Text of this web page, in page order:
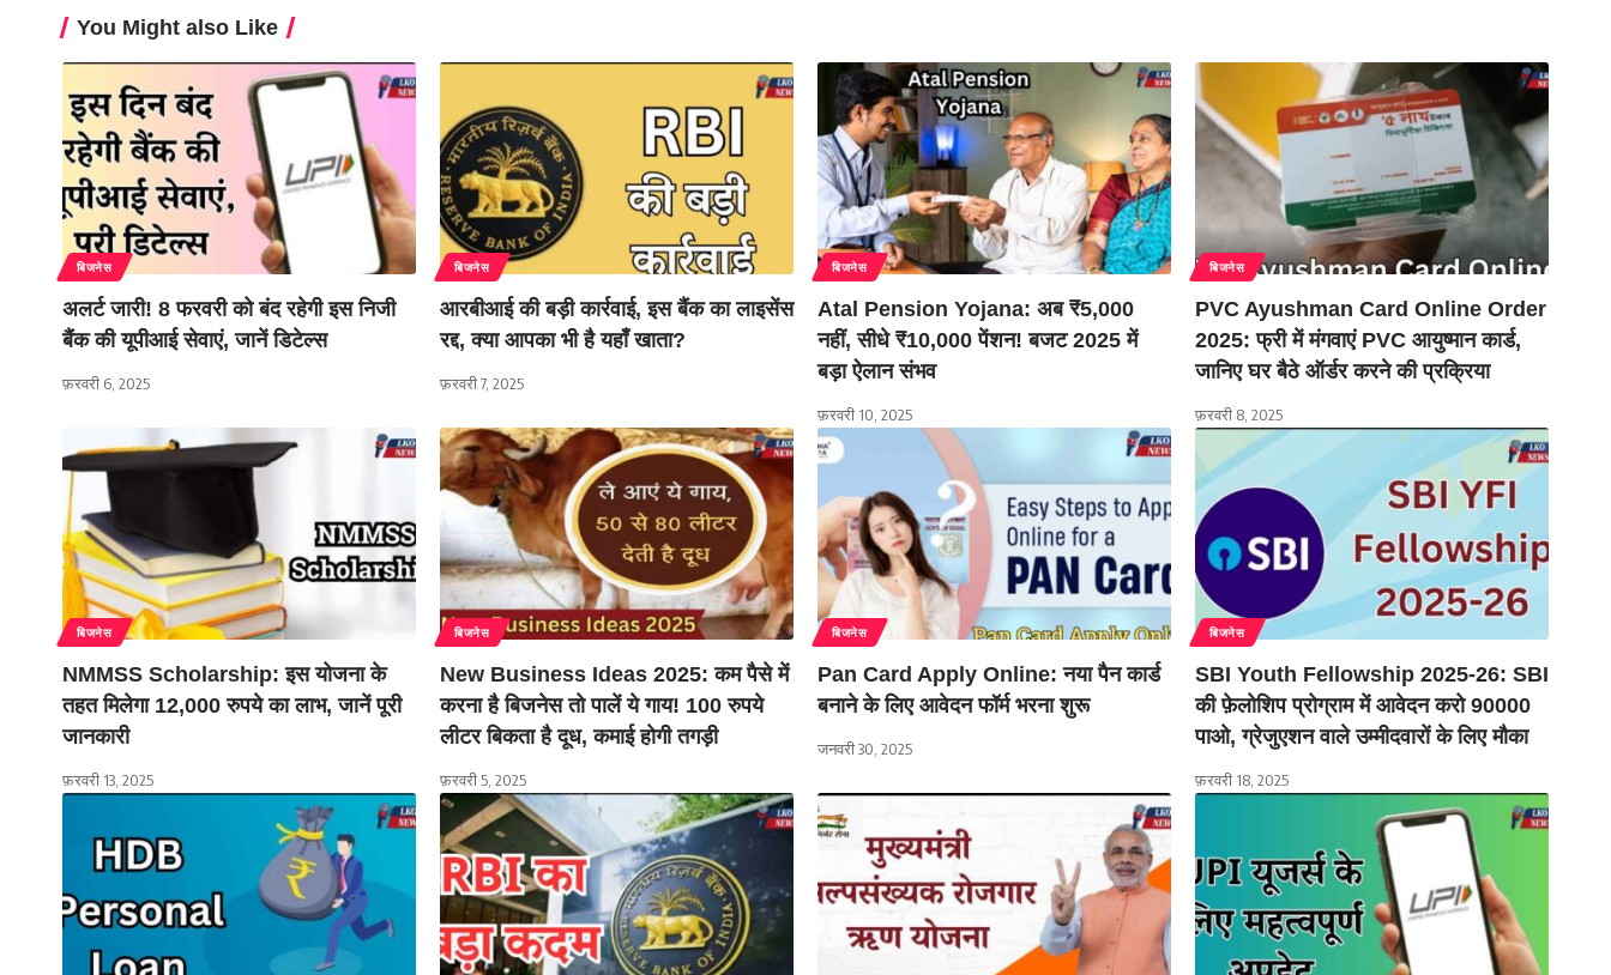
You Might also Like
बिजनेस
अलर्ट जारी! 8 फरवरी को बंद रहेगी इस निजी
बैंक की यूपीआई सेवाएं, जानें डिटेल्स
फ़रवरी 6, 2025
बिजनेस
आरबीआई की बड़ी कार्रवाई, इस बैंक का लाइसेंस
रद्द, क्या आपका भी है यहाँ खाता?
फ़रवरी 7, 2025
बिजनेस
Atal Pension Yojana: अब ₹5,000
नहीं, सीधे ₹10,000 पेंशन! बजट 2025 में
बड़ा ऐलान संभव
फ़रवरी 10, 2025
बिजनेस
PVC Ayushman Card Online Order
2025: फ्री में मंगवाएं PVC आयुष्मान कार्ड,
जानिए घर बैठे ऑर्डर करने की प्रक्रिया
फ़रवरी 8, 2025
बिजनेस
NMMSS Scholarship: इस योजना के
तहत मिलेगा 12,000 रुपये का लाभ, जानें पूरी
जानकारी
फ़रवरी 13, 2025
बिजनेस
New Business Ideas 2025: कम पैसे में
करना है बिजनेस तो पालें ये गाय! 100 रुपये
लीटर बिकता है दूध, कमाई होगी तगड़ी
फ़रवरी 5, 2025
बिजनेस
Pan Card Apply Online: नया पैन कार्ड
बनाने के लिए आवेदन फॉर्म भरना शुरू
जनवरी 30, 2025
बिजनेस
SBI Youth Fellowship 2025-26: SBI
की फ़ेलोशिप प्रोग्राम में आवेदन करो 90000
पाओ, ग्रेजुएशन वाले उम्मीदवारों के लिए मौका
फ़रवरी 18, 2025